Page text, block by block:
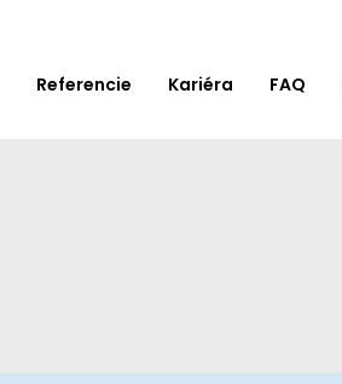
Referencie Kariéra FAQ